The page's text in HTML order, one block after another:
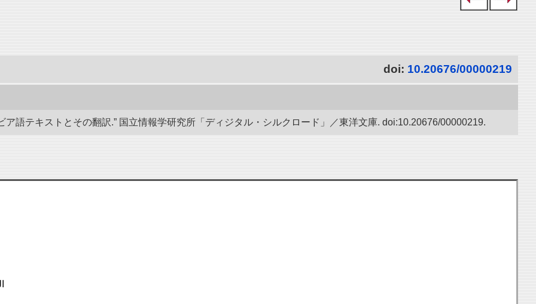
doi: 10.20676/00000219
語テキストとその翻訳.” 国立情報学研究所「ディジタル・シルクロード」／東洋文庫. doi:10.20676/00000219.